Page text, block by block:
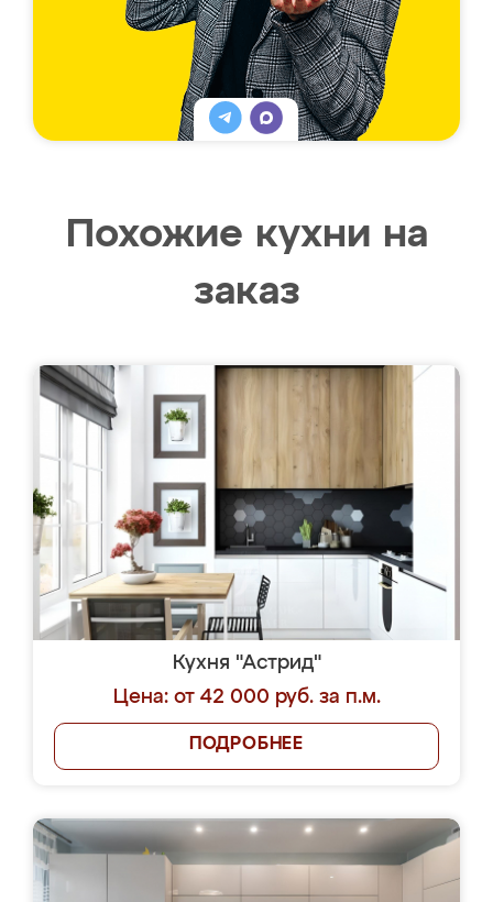
Похожие кухни на
заказ
Кухня "Астрид"
Цена: от 42 000 руб. за п.м.
ПОДРОБНЕЕ